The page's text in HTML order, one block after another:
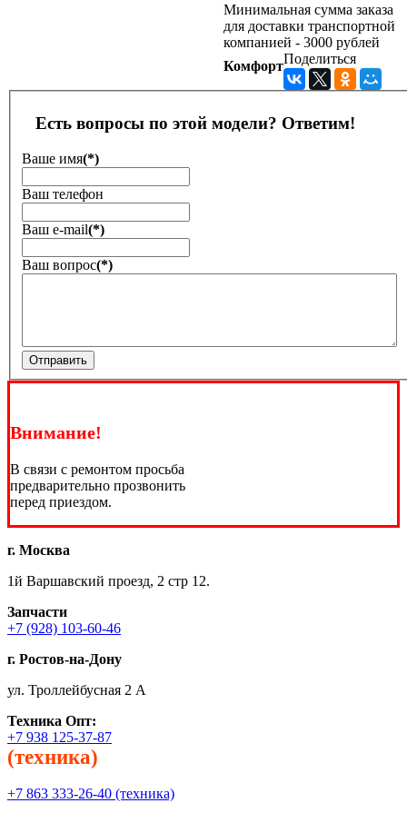
Минимальная сумма заказа
для доставки транспортной
компанией - 3000 рублей
КомфортПоделиться
Есть вопросы по этой модели? Ответим!
Ваше имя(*)
Ваш телефон
Ваш е-mail(*)
Ваш вопрос(*)
Отправить
Внимание!
В связи с ремонтом просьба
предварительно прозвонить
перед приездом.
г. Москва
1й Варшавский проезд, 2 стр 12.
Запчасти
+7 (928) 103-60-46
г. Ростов-на-Дону
ул. Троллейбусная 2 А
Техника Опт:
+7 938 125-37-87
(техника)
+7 863 333-26-40 (техника)